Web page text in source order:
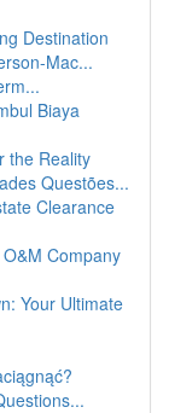
Destination
Mac...
Biaya
the Reality
Questões...
Clearance
Company
Your Ultimate